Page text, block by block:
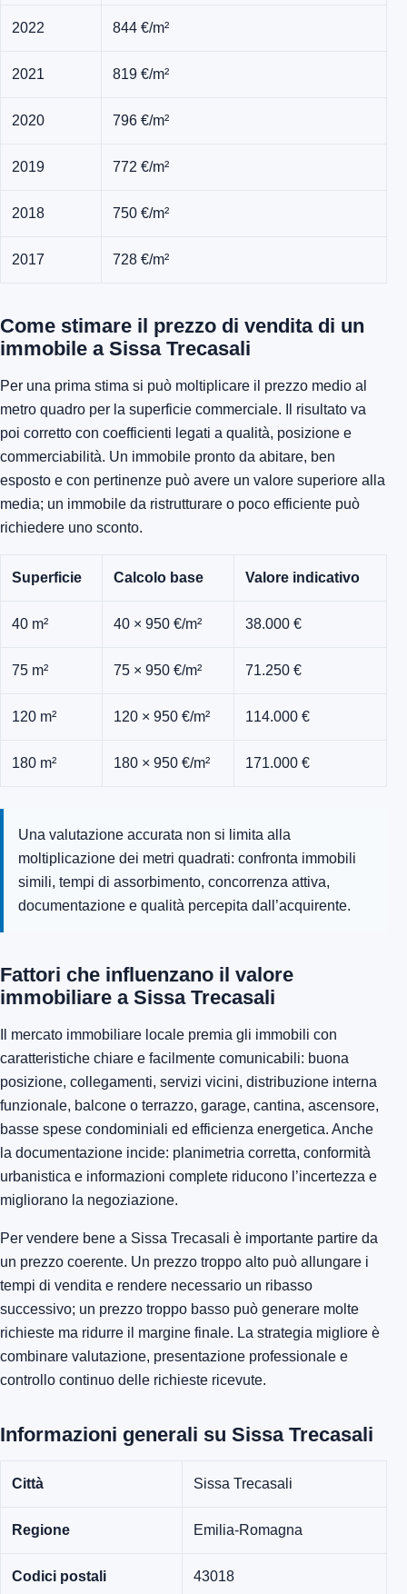
2022 844 €/m²
2021 819 €/m²
2020 796 €/m²
2019 772 €/m²
2018 750 €/m²
2017 728 €/m²
Come stimare il prezzo di vendita di un
immobile a Sissa Trecasali
Per una prima stima si può moltiplicare il prezzo medio al
metro quadro per la superficie commerciale. Il risultato va
poi corretto con coefficienti legati a qualità, posizione e
commerciabilità. Un immobile pronto da abitare, ben
esposto e con pertinenze può avere un valore superiore alla
media; un immobile da ristrutturare o poco efficiente può
richiedere uno sconto.
Superficie Calcolo base Valore indicativo
40 m² 40 × 950 €/m² 38.000 €
75 m² 75 × 950 €/m² 71.250 €
120 m² 120 × 950 €/m² 114.000 €
180 m² 180 × 950 €/m² 171.000 €
Una valutazione accurata non si limita alla
moltiplicazione dei metri quadrati: confronta immobili
simili, tempi di assorbimento, concorrenza attiva,
documentazione e qualità percepita dall’acquirente.
Fattori che influenzano il valore
immobiliare a Sissa Trecasali
Il mercato immobiliare locale premia gli immobili con
caratteristiche chiare e facilmente comunicabili: buona
posizione, collegamenti, servizi vicini, distribuzione interna
funzionale, balcone o terrazzo, garage, cantina, ascensore,
basse spese condominiali ed efficienza energetica. Anche
la documentazione incide: planimetria corretta, conformità
urbanistica e informazioni complete riducono l’incertezza e
migliorano la negoziazione.
Per vendere bene a Sissa Trecasali è importante partire da
un prezzo coerente. Un prezzo troppo alto può allungare i
tempi di vendita e rendere necessario un ribasso
successivo; un prezzo troppo basso può generare molte
richieste ma ridurre il margine finale. La strategia migliore è
combinare valutazione, presentazione professionale e
controllo continuo delle richieste ricevute.
Informazioni generali su Sissa Trecasali
Città Sissa Trecasali
Regione Emilia-Romagna
Codici postali 43018